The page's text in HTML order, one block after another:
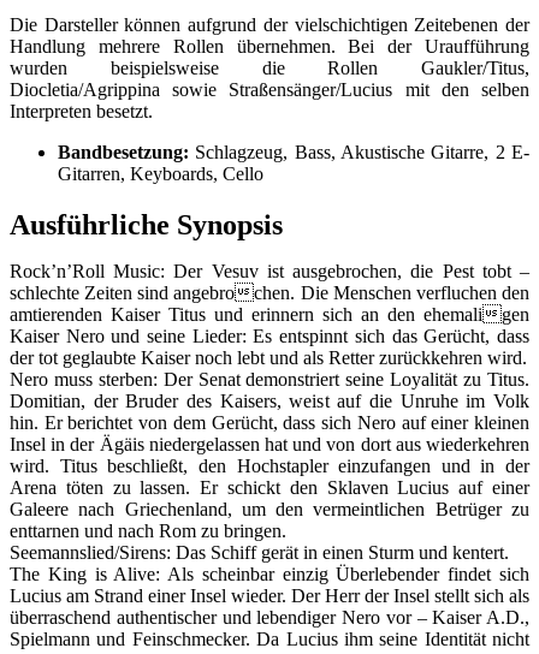
Die Darsteller können aufgrund der vielschichtigen Zeitebenen der
Handlung mehrere Rollen übernehmen. Bei der Uraufführung
wurden beispielsweise die Rollen Gaukler/Titus,
Diocletia/Agrippina sowie Straßensänger/Lucius mit den selben
Interpreten besetzt.
Bandbesetzung: Schlagzeug, Bass, Akustische Gitarre, 2 E-
Gitarren, Keyboards, Cello
Ausführliche Synopsis
Rock’n’Roll Music: Der Vesuv ist ausgebrochen, die Pest tobt –
schlechte Zeiten sind angebrochen. Die Menschen verfluchen den
amtierenden Kaiser Titus und erinnern sich an den ehemaligen
Kaiser Nero und seine Lieder: Es entspinnt sich das Gerücht, dass
der tot geglaubte Kaiser noch lebt und als Retter zurückkehren wird.
Nero muss sterben: Der Senat demonstriert seine Loyalität zu Titus.
Domitian, der Bruder des Kaisers, weist auf die Unruhe im Volk
hin. Er berichtet von dem Gerücht, dass sich Nero auf einer kleinen
Insel in der Ägäis niedergelassen hat und von dort aus wiederkehren
wird. Titus beschließt, den Hochstapler einzufangen und in der
Arena töten zu lassen. Er schickt den Sklaven Lucius auf einer
Galeere nach Griechenland, um den vermeintlichen Betrüger zu
enttarnen und nach Rom zu bringen.
Seemannslied/Sirens: Das Schiff gerät in einen Sturm und kentert.
The King is Alive: Als scheinbar einzig Überlebender findet sich
Lucius am Strand einer Insel wieder. Der Herr der Insel stellt sich als
überraschend authentischer und lebendiger Nero vor – Kaiser A.D.,
Spielmann und Feinschmecker. Da Lucius ihm seine Identität nicht